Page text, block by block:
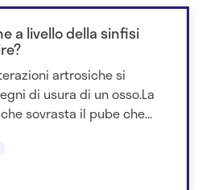
a livello della sinfisi
artrosiche si
di usura di un osso.La
sovrasta il pube che...